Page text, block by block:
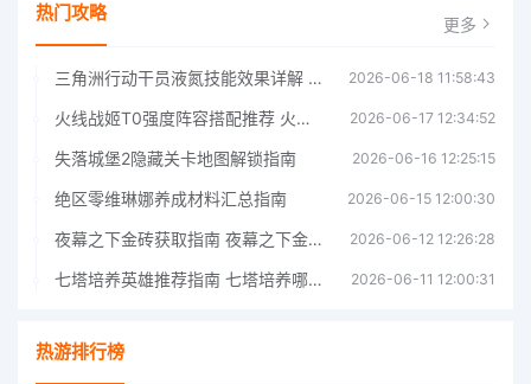
热门攻略 更多
三角洲行动干员液氮技能效果详解 三角洲行动干员液氮技能介绍 2026-06-18 11:58:43
火线战姬T0强度阵容搭配推荐 火线战姬T0强度阵容哪个好 2026-06-17 12:34:52
失落城堡2隐藏关卡地图解锁指南 2026-06-16 12:25:15
绝区零维琳娜养成材料汇总指南 2026-06-15 12:00:30
夜幕之下金砖获取指南 夜幕之下金砖获取方法 2026-06-12 12:26:28
七塔培养英雄推荐指南 七塔培养哪个英雄好 2026-06-11 12:00:31
热游排行榜